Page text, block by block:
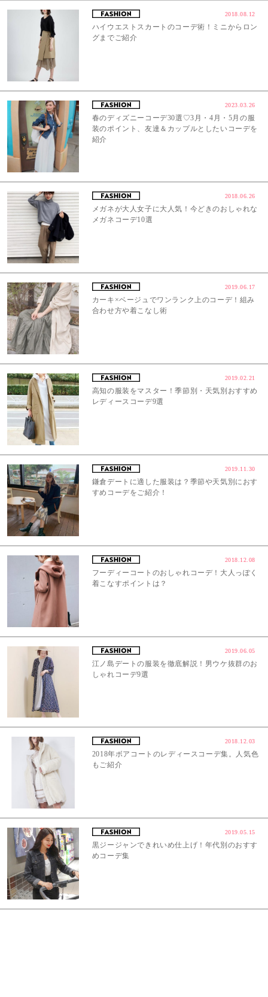
2018.08.12
ハイウエストスカートのコーデ術！ミニからロン
グまでご紹介
2023.03.26
春のディズニーコーデ30選♡3月・4月・5月の服
装のポイント、友達＆カップルとしたいコーデを
紹介
2018.06.26
メガネが大人女子に大人気！今どきのおしゃれな
メガネコーデ10選
2019.06.17
カーキ×ベージュでワンランク上のコーデ！組み
合わせ方や着こなし術
2019.02.21
高知の服装をマスター！季節別・天気別おすすめ
レディースコーデ9選
2019.11.30
鎌倉デートに適した服装は？季節や天気別におす
すめコーデをご紹介！
2018.12.08
フーディーコートのおしゃれコーデ！大人っぽく
着こなすポイントは？
2019.06.05
江ノ島デートの服装を徹底解説！男ウケ抜群のお
しゃれコーデ9選
2018.12.03
2018年ボアコートのレディースコーデ集。人気色
もご紹介
2019.05.15
黒ジージャンできれいめ仕上げ！年代別のおすす
めコーデ集